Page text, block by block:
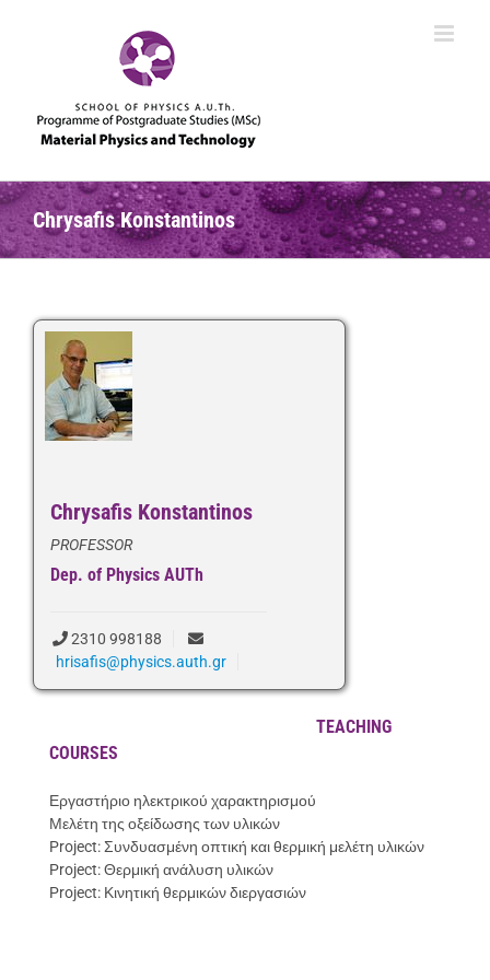
Chrysafis Konstantinos
Chrysafis Konstantinos
PROFESSOR
Dep. of Physics AUTh
2310 998188
hrisafis@physics.auth.gr
TEACHING
COURSES
Εργαστήριο ηλεκτρικού χαρακτηρισμού
Μελέτη της οξείδωσης των υλικών
Project: Συνδυασμένη οπτική και θερμική μελέτη υλικών
Project: Θερμική ανάλυση υλικών
Project: Κινητική θερμικών διεργασιών